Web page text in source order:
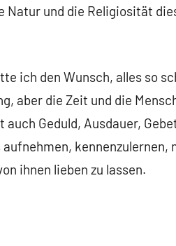
Natur und die Religiosität
ich den Wunsch, alles so
aber die Zeit und die
Geduld, Ausdauer,
kennenzulernen,
ihnen lieben zu lassen.